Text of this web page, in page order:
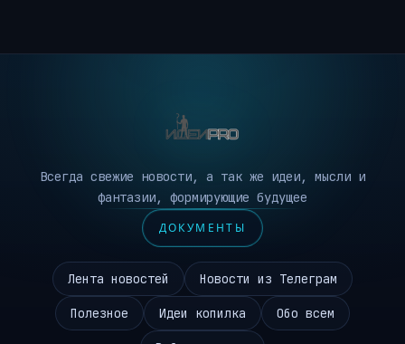
Всегда свежие новости, а так же идеи, мысли и
фантазии, формирующие будущее
ДОКУМЕНТЫ
Лента новостей Новости из Телеграм
Полезное Идеи копилка Обо всем